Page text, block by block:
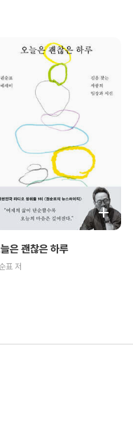
은 괜찮은 하루
표 저